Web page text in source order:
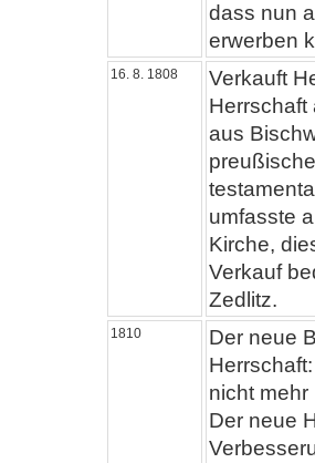
dass nun
erwerben
16. 8. 1808
Verkauft
Herrschaft
aus
umfasste
Kirche,
Verkauf
Zedlitz.
1810
Der neue
nicht
Der neue